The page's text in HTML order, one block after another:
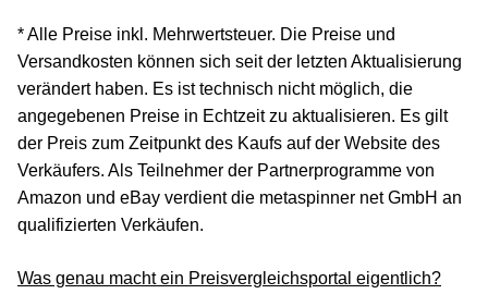
* Alle Preise inkl. Mehrwertsteuer. Die Preise und
Versandkosten können sich seit der letzten Aktualisierung
verändert haben. Es ist technisch nicht möglich, die
angegebenen Preise in Echtzeit zu aktualisieren. Es gilt
der Preis zum Zeitpunkt des Kaufs auf der Website des
Verkäufers. Als Teilnehmer der Partnerprogramme von
Amazon und eBay verdient die metaspinner net GmbH an
qualifizierten Verkäufen.
Was genau macht ein Preisvergleichsportal eigentlich?